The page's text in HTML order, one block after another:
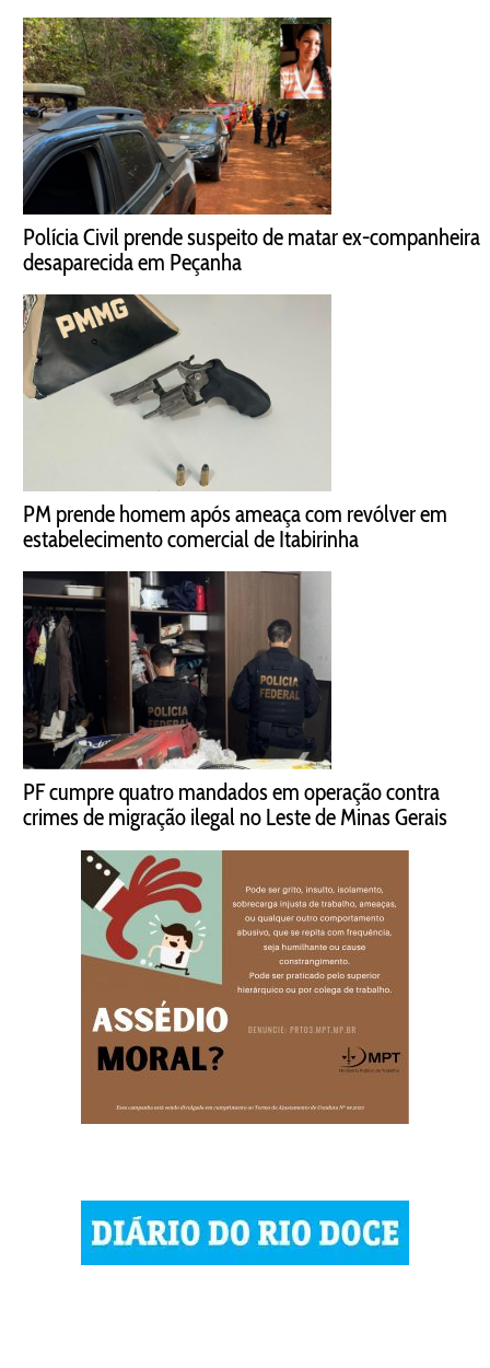
Polícia Civil prende suspeito de matar ex-companheira
desaparecida em Peçanha
PM prende homem após ameaça com revólver em
estabelecimento comercial de Itabirinha
PF cumpre quatro mandados em operação contra
crimes de migração ilegal no Leste de Minas Gerais